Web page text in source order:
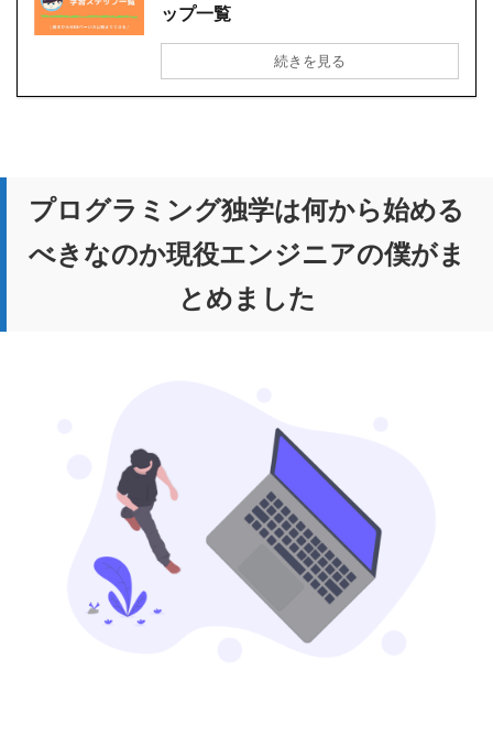
ップ一覧
続きを見る
プログラミング独学は何から始める
べきなのか現役エンジニアの僕がま
とめました